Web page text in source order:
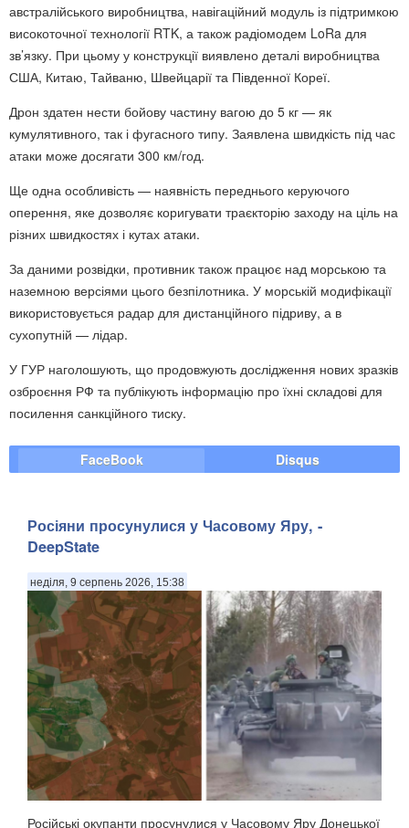
австралійського виробництва, навігаційний модуль із підтримкою
високоточної технології RTK, а також радіомодем LoRa для
зв’язку. При цьому у конструкції виявлено деталі виробництва
США, Китаю, Тайваню, Швейцарії та Південної Кореї.
Дрон здатен нести бойову частину вагою до 5 кг — як
кумулятивного, так і фугасного типу. Заявлена швидкість під час
атаки може досягати 300 км/год.
Ще одна особливість — наявність переднього керуючого
оперення, яке дозволяє коригувати траєкторію заходу на ціль на
різних швидкостях і кутах атаки.
За даними розвідки, противник також працює над морською та
наземною версіями цього безпілотника. У морській модифікації
використовується радар для дистанційного підриву, а в
сухопутній — лідар.
У ГУР наголошують, що продовжують дослідження нових зразків
озброєння РФ та публікують інформацію про їхні складові для
посилення санкційного тиску.
FaceBook Disqus
Росіяни просунулися у Часовому Яру, -
DeepState
неділя, 9 серпень 2026, 15:38
Російські окупанти просунулися у Часовому Яру Донецької